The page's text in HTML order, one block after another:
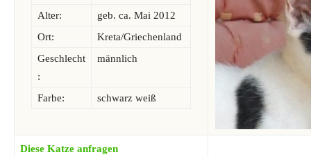
Alter:
geb. ca. Mai 2012
Ort:
Kreta/Griechenland
Geschlecht
:
männlich
Farbe: schwarz weiß
Diese Katze anfragen